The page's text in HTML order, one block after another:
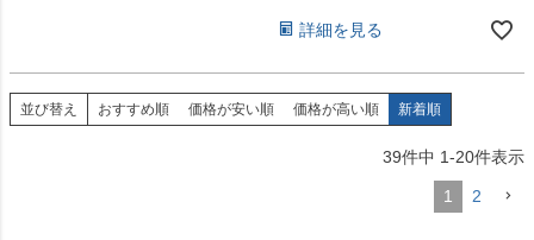
詳細を見る
並び替え おすすめ順 価格が安い順 価格が高い順 新着順
39件中 1-20件表示
1 2